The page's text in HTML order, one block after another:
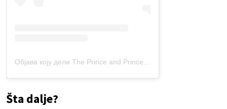
Šta dalje?